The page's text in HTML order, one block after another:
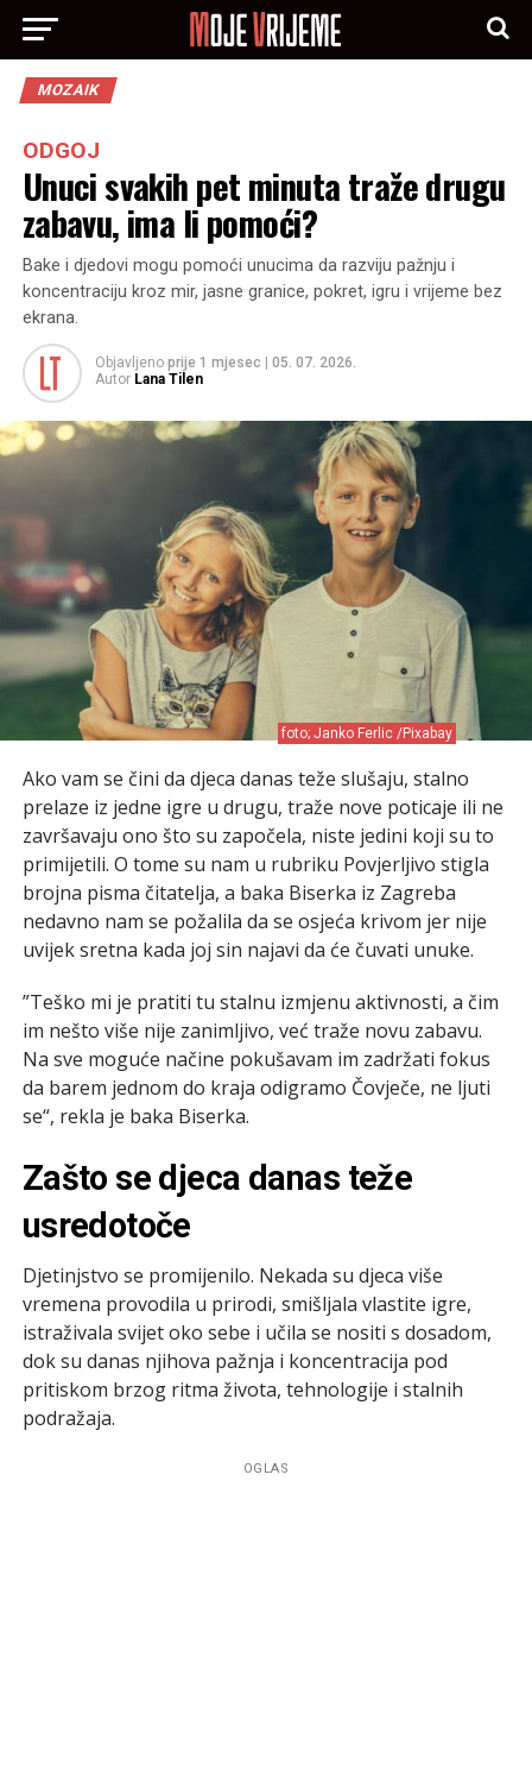
MOZAIK
ODGOJ
Unuci svakih pet minuta traže drugu
zabavu, ima li pomoći?
Bake i djedovi mogu pomoći unucima da razviju pažnju i
koncentraciju kroz mir, jasne granice, pokret, igru i vrijeme bez
ekrana.
Objavljeno prije 1 mjesec
05. 07. 2026.
Autor Lana Tilen
foto; Janko Ferlic /Pixabay
Ako vam se čini da djeca danas teže slušaju, stalno
prelaze iz jedne igre u drugu, traže nove poticaje ili ne
završavaju ono što su započela, niste jedini koji su to
primijetili. O tome su nam u rubriku Povjerljivo stigla
brojna pisma čitatelja, a baka Biserka iz Zagreba
nedavno nam se požalila da se osjeća krivom jer nije
uvijek sretna kada joj sin najavi da će čuvati unuke.
”Teško mi je pratiti tu stalnu izmjenu aktivnosti, a čim
im nešto više nije zanimljivo, već traže novu zabavu.
Na sve moguće načine pokušavam im zadržati fokus
da barem jednom do kraja odigramo Čovječe, ne ljuti
se“, rekla je baka Biserka.
Zašto se djeca danas teže
usredotoče
Djetinjstvo se promijenilo. Nekada su djeca više
vremena provodila u prirodi, smišljala vlastite igre,
istraživala svijet oko sebe i učila se nositi s dosadom,
dok su danas njihova pažnja i koncentracija pod
pritiskom brzog ritma života, tehnologije i stalnih
podražaja.
OGLAS